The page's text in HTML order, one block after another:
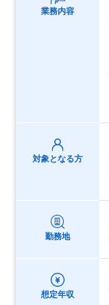
業務内容
対象となる方
勤務地
想定年収